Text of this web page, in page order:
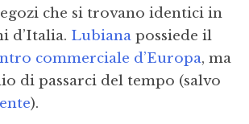
che si trovano identici in
d’Italia. Lubiana possiede il
commerciale d’Europa, ma
di passarci del tempo (salvo
).